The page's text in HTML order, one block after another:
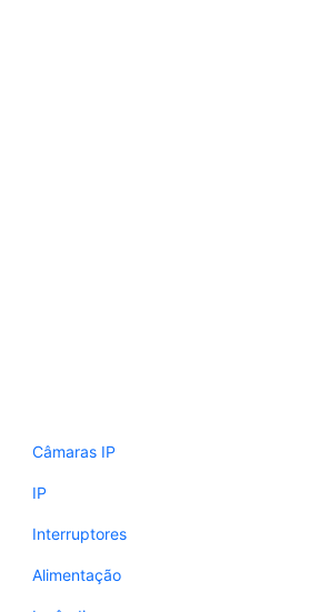
Câmaras IP
IP
Interruptores
Alimentação